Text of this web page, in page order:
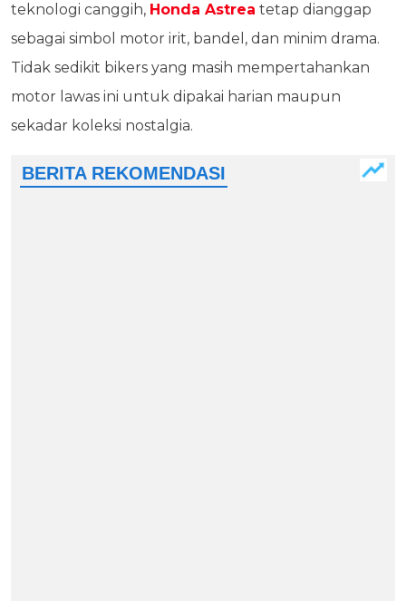
teknologi canggih, Honda Astrea tetap dianggap
sebagai simbol motor irit, bandel, dan minim drama.
Tidak sedikit bikers yang masih mempertahankan
motor lawas ini untuk dipakai harian maupun
sekadar koleksi nostalgia.